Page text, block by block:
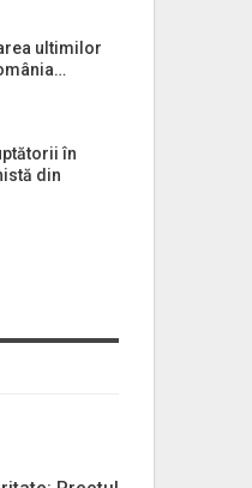
ultimilor
în
din